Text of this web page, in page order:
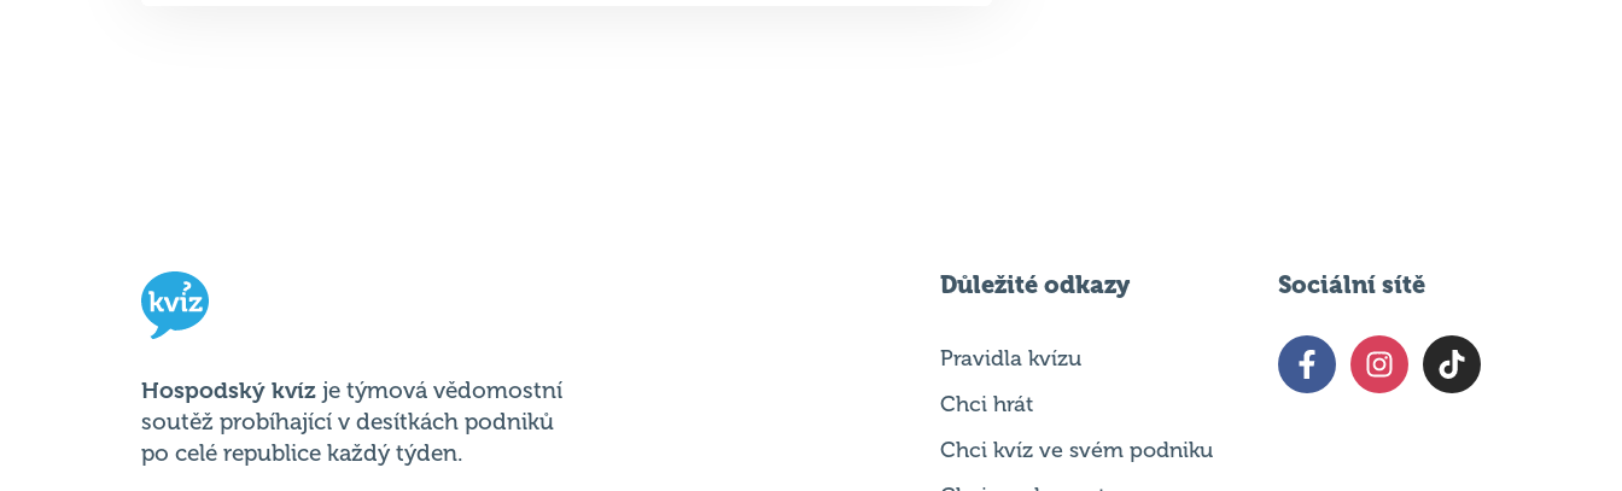
Hospodský kvíz je týmová vědomostní
soutěž probíhající v desítkách podniků
po celé republice každý týden.
Důležité odkazy
Pravidla kvízu
Chci hrát
Chci kvíz ve svém podniku
Sociální sítě